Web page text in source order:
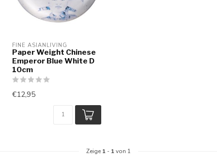
FINE ASIANLIVING
Paper Weight Chinese
Emperor Blue White D
10cm
€12,95
Zeige 1 - 1von 1